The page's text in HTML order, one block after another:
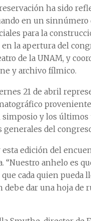
ha sido
en un
para la
la apertura del
de la UNAM, y
y archivo fílmico.
21 de abril
y los últimos
generales del
edición del
“Nuestro anhelo es
cada quien pueda
dar una hoja de